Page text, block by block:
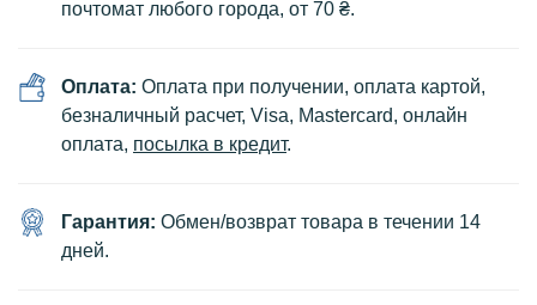
почтомат любого города, от 70 ₴.
Оплата: Оплата при получении, оплата картой,
безналичный расчет, Visa, Mastercard, онлайн
оплата, посылка в кредит.
Гарантия: Обмен/возврат товара в течении 14
дней.